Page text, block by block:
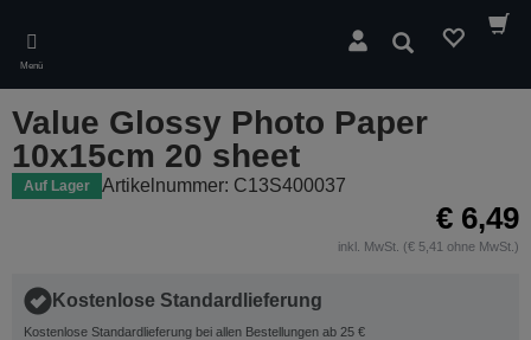
main
content
Menü
Suchen
Value Glossy Photo Paper
10x15cm 20 sheet
Auf Lager Artikelnummer: C13S400037
€ 6,49
inkl. MwSt. (€ 5,41 ohne MwSt.)
Kostenlose Standardlieferung
Kostenlose Standardlieferung bei allen Bestellungen ab 25 €